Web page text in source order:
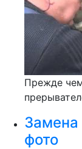
Прежде
Замена
фото